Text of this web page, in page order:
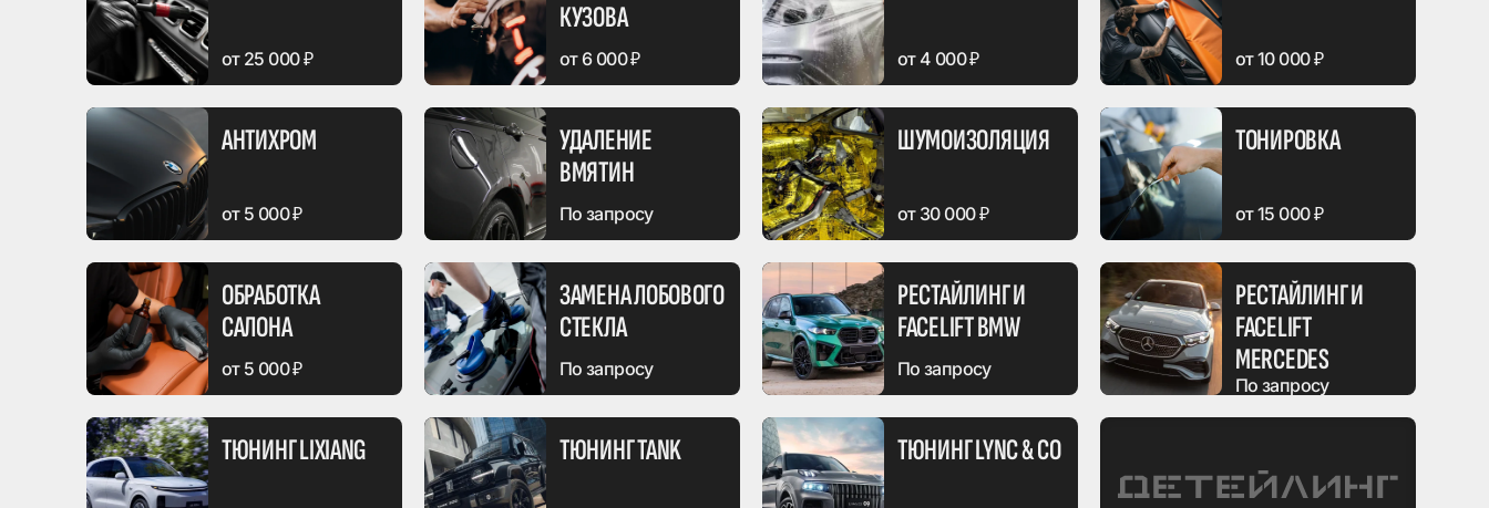
от 5 000 ₽
СТЕКЛА
По запросу
от 25 000 ₽
КУЗОВА
от 6 000 ₽ от 4 000 ₽ от 10 000 ₽
АНТИХРОМ
от 5 000 ₽
УДАЛЕНИЕ
ВМЯТИН
По запросу
ШУМОИЗОЛЯЦИЯ
от 30 000 ₽
ТОНИРОВКА
от 15 000 ₽
ОБРАБОТКА
САЛОНА
от 5 000 ₽
ЗАМЕНА ЛОБОВОГО
СТЕКЛА
По запросу
РЕСТАЙЛИНГ И
FACELIFT BMW
По запросу
РЕСТАЙЛИНГ И
FACELIFT
MERCEDES
По запросу
ТЮНИНГ LIXIANG ТЮНИНГ TANK ТЮНИНГ LYNC & CO